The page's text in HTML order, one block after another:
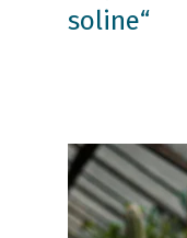
soline“